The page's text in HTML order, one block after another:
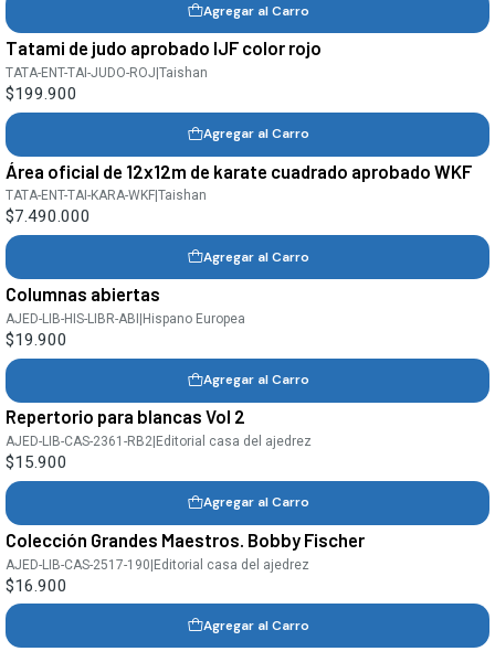
Agregar al Carro
Tatami de judo aprobado IJF color rojo
TATA-ENT-TAI-JUDO-ROJ |Taishan
$199.900
Agregar al Carro
Área oficial de 12x12m de karate cuadrado aprobado WKF
TATA-ENT-TAI-KARA-WKF |Taishan
$7.490.000
Agregar al Carro
Columnas abiertas
AJED-LIB-HIS-LIBR-ABI|Hispano Europea
$19.900
Agregar al Carro
Repertorio para blancas Vol 2
AJED-LIB-CAS-2361-RB2 Editorial casa del ajedrez
$15.900
Agregar al Carro
Colección Grandes Maestros. Bobby Fischer
AJED-LIB-CAS-2517-190|Editorial casa del ajedrez
$16.900
Agregar al Carro